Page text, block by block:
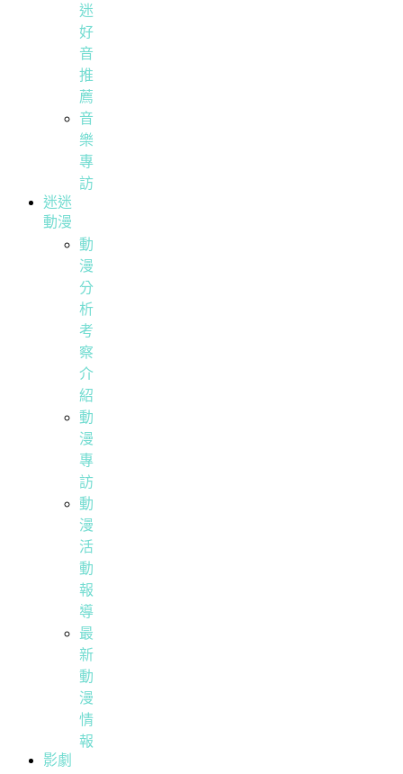
迷
好
音
推
薦
音
樂
專
訪
迷迷
動漫
動
漫
分
析
考
察
介
紹
動
漫
專
訪
動
漫
活
動
報
導
最
新
動
漫
情
報
影劇